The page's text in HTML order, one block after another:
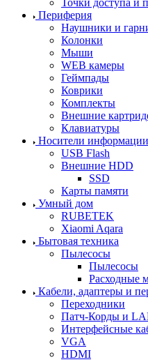
Точки доступа и
Периферия
Наушники и
Колонки
Мыши
WEB камеры
Геймпады
Коврики
Комплекты
Внешние
Клавиатуры
Носители информации
USB Flash
Внешние HDD
SSD
Карты памяти
Умный дом
RUBETEK
Xiaomi Aqara
Бытовая техника
Пылесосы
Пылесосы
Расходные
Кабели, адаптеры и
Переходники
Патч-Корды и
Интерфейсные
VGA
HDMI